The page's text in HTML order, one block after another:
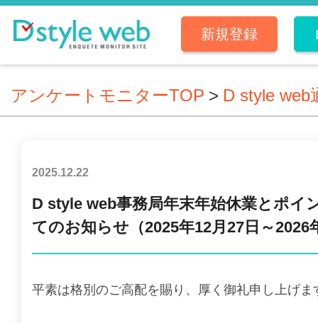
新規登録
アンケートモニターTOP > D style web
2025.12.22
D style web事務局年末年始休業とポイ
てのお知らせ（2025年12月27日～2026
平素は格別のご高配を賜り、厚く御礼申し上げま